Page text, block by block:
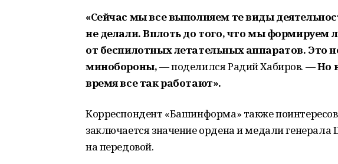
«Сейчас мы все выполняем те виды
не делали. Вплоть до того, что мы
от беспилотных летательных аппаратов. Это
минобороны,— поделился Радий Хабиров. —Но
время все так работают».
Корреспондент «Башинформа» также
заключается значение ордена и медали
на передовой.